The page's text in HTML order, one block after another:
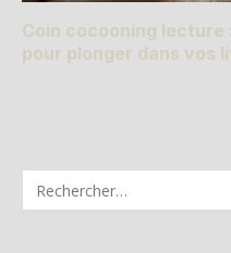
Coin cocooning
pour plonger dans vos